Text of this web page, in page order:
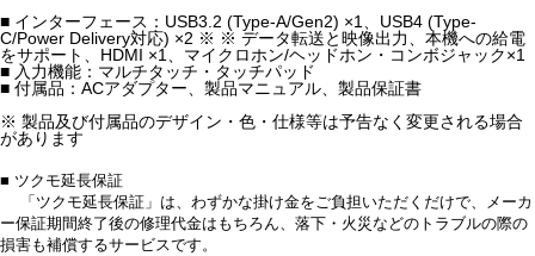
■ インターフェース：USB3.2 (Type-A/Gen2) ×1、USB4 (Type-
C/Power Delivery対応) ×2 ※ ※ データ転送と映像出力、本機への給電
をサポート、HDMI ×1、マイクロホン/ヘッドホン・コンボジャック×1
■ 入力機能：マルチタッチ・タッチパッド
■ 付属品：ACアダプター、製品マニュアル、製品保証書
※ 製品及び付属品のデザイン・色・仕様等は予告なく変更される場合
があります
■ ツクモ延長保証
「ツクモ延長保証」は、わずかな掛け金をご負担いただくだけで、メーカ
ー保証期間終了後の修理代金はもちろん、落下・火災などのトラブルの際の
損害も補償するサービスです。